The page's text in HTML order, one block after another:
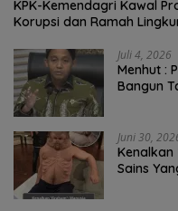
KPK-Kemendagri Kawal
Korupsi dan Ramah
Juli 4, 2026
Menhut :
Bangun
Juni 30,
Kenalkan
Sains